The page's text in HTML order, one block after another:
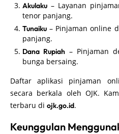
Akulaku – Layanan
tenor panjang.
Tunaiku – Pinjaman online
panjang.
Dana Rupiah – Pinjaman
bunga bersaing.
Daftar aplikasi pinjaman
secara berkala oleh OJK.
terbaru di ojk.go.id.
Keunggulan